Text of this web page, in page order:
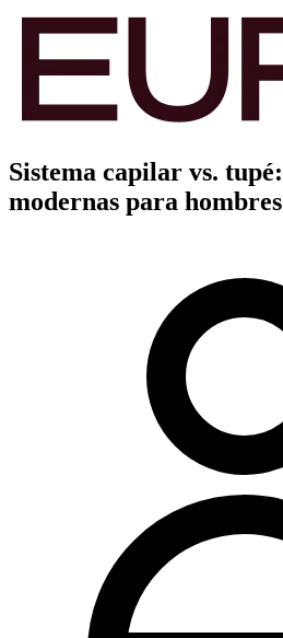
Sistema capilar vs.
modernas para hombres